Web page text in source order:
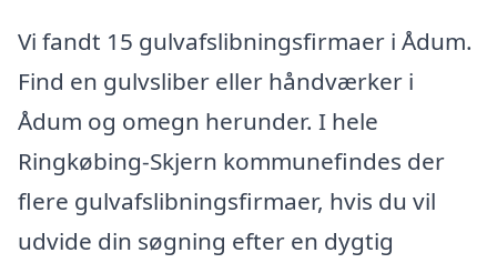
Vi fandt 15 gulvafslibningsfirmaer i Ådum.
Find en gulvsliber eller håndværker i
Ådum og omegn herunder. I hele
Ringkøbing-Skjern kommunefindes der
flere gulvafslibningsfirmaer, hvis du vil
udvide din søgning efter en dygtig